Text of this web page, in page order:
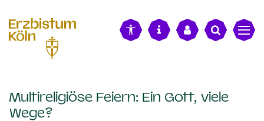
Multireligiöse Feiern: Ein Gott, viele
Wege?